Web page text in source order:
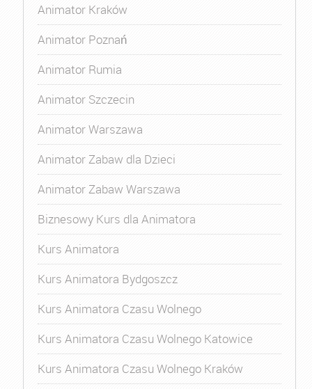
Animator Kraków
Animator Poznań
Animator Rumia
Animator Szczecin
Animator Warszawa
Animator Zabaw dla Dzieci
Animator Zabaw Warszawa
Biznesowy Kurs dla Animatora
Kurs Animatora
Kurs Animatora Bydgoszcz
Kurs Animatora Czasu Wolnego
Kurs Animatora Czasu Wolnego Katowice
Kurs Animatora Czasu Wolnego Kraków